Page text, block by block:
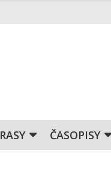
ČASOPISY